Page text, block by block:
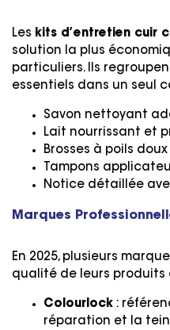
Les kits d’entretien cuir
solution la plus
particuliers. Ils
essentiels dans un seul
Savon nettoyant
Lait nourrissant et
Brosses à poils
Tampons
Notice détaillée
Marques
En 2025, plusieurs
qualité de leurs produits
Colourlock :
réparation et la